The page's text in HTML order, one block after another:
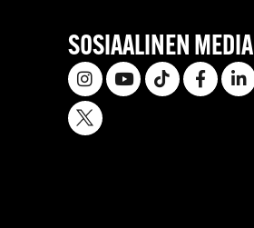
SOSIAALINEN MEDIA